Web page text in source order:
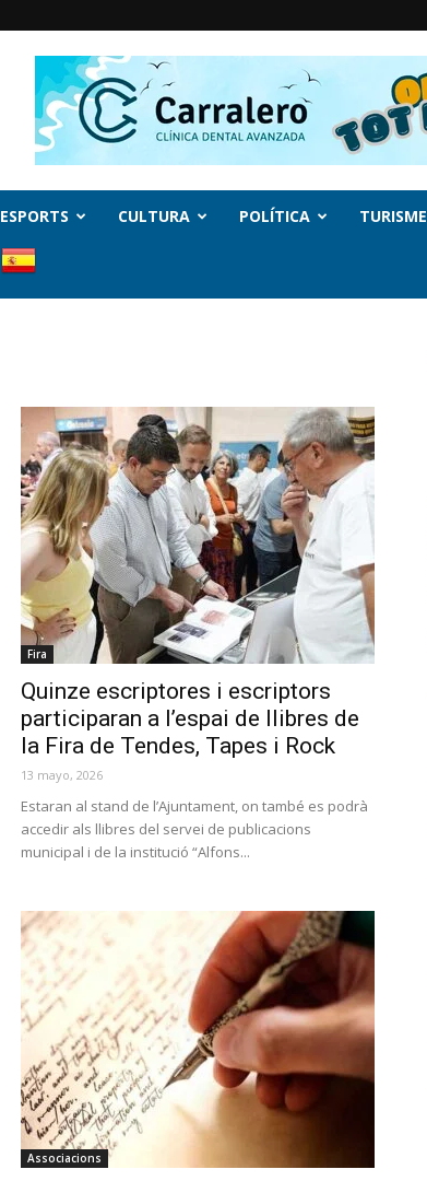
ESPORTS CULTURA POLÍTICA TURISME
Fira
Quinze escriptores i escriptors
participaran a l’espai de llibres de
la Fira de Tendes, Tapes i Rock
13 mayo, 2026
Estaran al stand de l’Ajuntament, on també es podrà
accedir als llibres del servei de publicacions
municipal i de la institució “Alfons...
Associacions